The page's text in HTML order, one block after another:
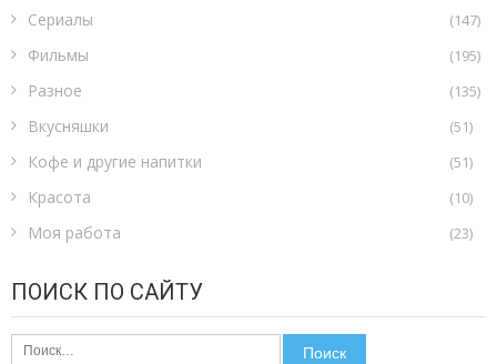
Сериалы (147)
Фильмы (195)
Разное (135)
Вкусняшки (51)
Кофе и другие напитки (51)
Красота (10)
Моя работа (23)
ПОИСК ПО САЙТУ
Найти: